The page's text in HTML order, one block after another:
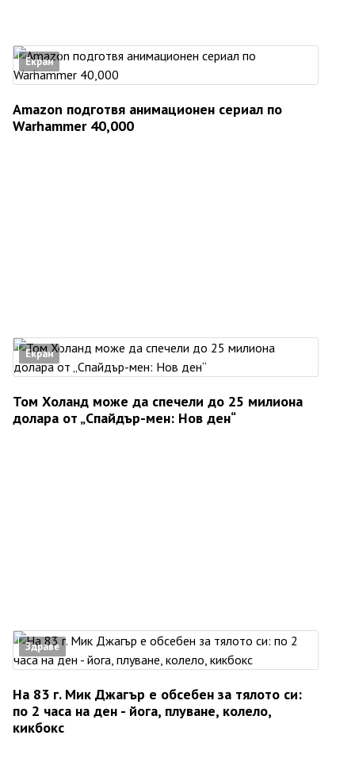
Екран
Amazon подготвя анимационен сериал по
Warhammer 40,000
Екран
Том Холанд може да спечели до 25 милиона
долара от „Спайдър-мен: Нов ден“
Здраве
На 83 г. Мик Джагър е обсебен за тялото си:
по 2 часа на ден - йога, плуване, колело,
кикбокс